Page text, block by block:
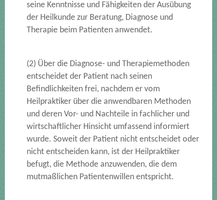
seine Kenntnisse und Fähigkeiten der Ausübung
der Heilkunde zur Beratung, Diagnose und
Therapie beim Patienten anwendet.
(2) Über die Diagnose- und Therapiemethoden
entscheidet der Patient nach seinen
Befindlichkeiten frei, nachdem er vom
Heilpraktiker über die anwendbaren Methoden
und deren Vor- und Nachteile in fachlicher und
wirtschaftlicher Hinsicht umfassend informiert
wurde. Soweit der Patient nicht entscheidet oder
nicht entscheiden kann, ist der Heilpraktiker
befugt, die Methode anzuwenden, die dem
mutmaßlichen Patientenwillen entspricht.